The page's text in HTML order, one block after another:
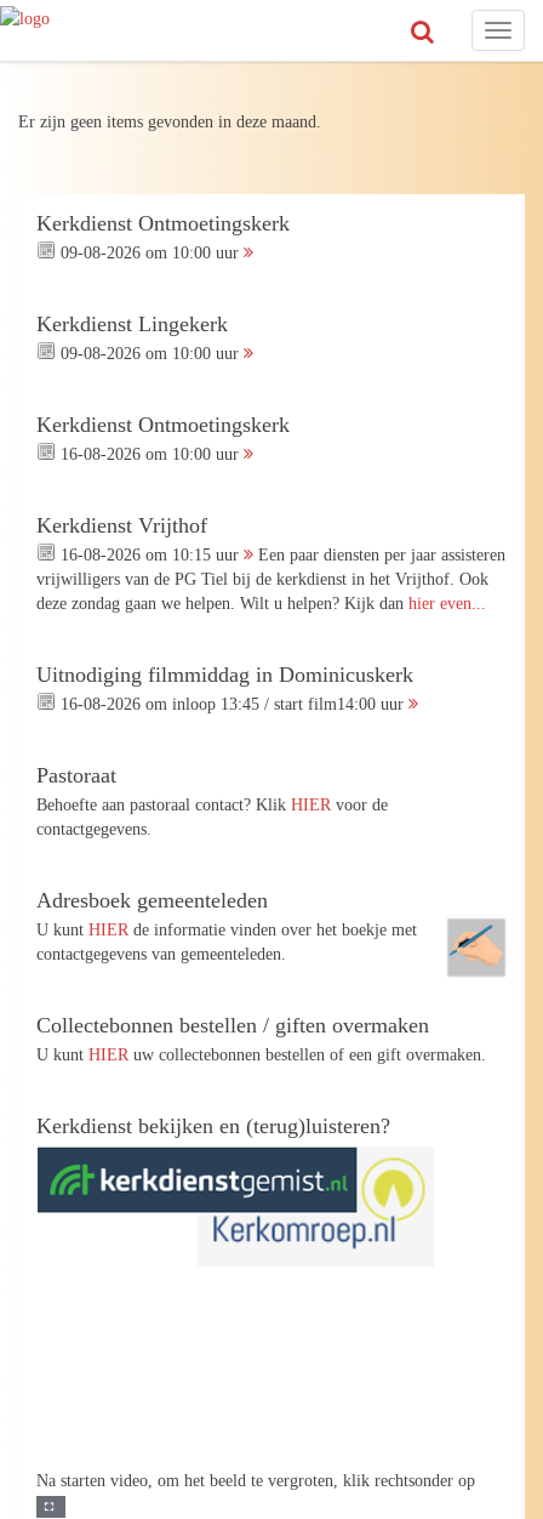
Toggle
Er zijn geen items gevonden in deze maand.
Kerkdienst Ontmoetingskerk
09-08-2026 om 10:00 uur
Kerkdienst Lingekerk
09-08-2026 om 10:00 uur
Kerkdienst Ontmoetingskerk
16-08-2026 om 10:00 uur
Kerkdienst Vrijthof
16-08-2026 om 10:15 uur
Een paar diensten per jaar assisteren
vrijwilligers van de PG Tiel bij de kerkdienst in het Vrijthof. Ook
deze zondag gaan we helpen. Wilt u helpen? Kijk dan hier even...
Uitnodiging filmmiddag in Dominicuskerk
16-08-2026 om inloop 13:45 / start film14:00 uur
Pastoraat
Behoefte aan pastoraal contact? Klik HIER voor de
contactgegevens.
Adresboek gemeenteleden
U kunt HIER de informatie vinden over het boekje met
contactgegevens van gemeenteleden.
Collectebonnen bestellen / giften overmaken
U kunt HIER uw collectebonnen bestellen of een gift overmaken.
Kerkdienst bekijken en (terug)luisteren?
Na starten video, om het beeld te vergroten, klik rechtsonder op